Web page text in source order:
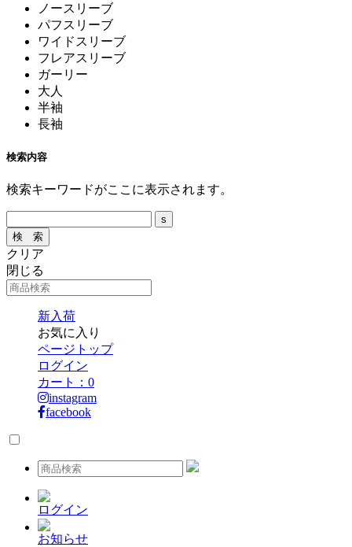
ノースリーブ
パフスリーブ
ワイドスリーブ
フレアスリーブ
ガーリー
大人
半袖
長袖
検索内容
検索キーワードがここに表示されます。
クリア
閉じる
新入荷
お気に入り
ページトップ
ログイン
カート： 0
instagram
facebook
ログイン
お知らせ